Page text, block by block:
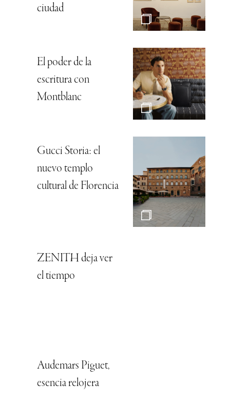
ciudad
El poder de la
escritura con
Montblanc
Gucci Storia: el
nuevo templo
cultural de Florencia
ZENITH deja ver
el tiempo
Audemars Piguet,
esencia relojera